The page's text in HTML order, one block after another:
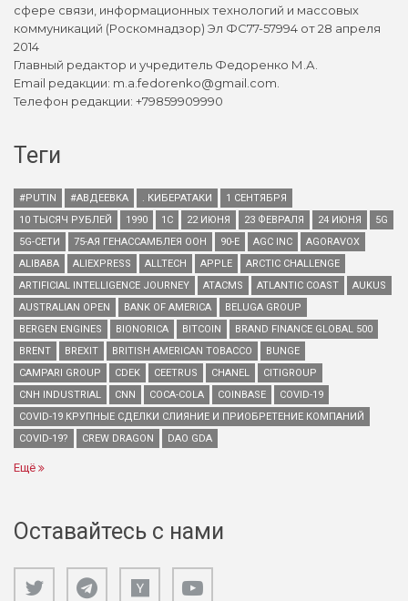
сфере связи, информационных технологий и массовых
коммуникаций (Роскомнадзор) Эл ФС77-57994 от 28 апреля
2014
Главный редактор и учредитель Федоренко М.А.
Email редакции: m.a.fedorenko@gmail.com.
Телефон редакции: +79859909990
Теги
#PUTIN #АВДЕЕВКА . КИБЕРАТАКИ
1 СЕНТЯБРЯ
10 ТЫСЯЧ РУБЛЕЙ
1990 1С 22 ИЮНЯ 23 ФЕВРАЛЯ 24 ИЮНЯ
5G
5G-СЕТИ
75-АЯ ГЕНАССАМБЛЕЯ ООН 90-Е AGC INC
AGORAVOX
ALIBABA
ALIEXPRESS ALLTECH APPLE
ARCTIC CHALLENGE
ARTIFICIAL INTELLIGENCE JOURNEY
ATACMS ATLANTIC COAST
AUKUS
AUSTRALIAN OPEN
BANK OF AMERICA
BELUGA GROUP
BERGEN ENGINES
BIONORICA BITCOIN
BRAND FINANCE GLOBAL 500
BRENT
BREXIT BRITISH AMERICAN TOBACCO
BUNGE
CAMPARI GROUP
CDEK CEETRUS CHANEL
CITIGROUP
CNH INDUSTRIAL
CNN COCA-COLA COINBASE
COVID-19
COVID-19 КРУПНЫЕ СДЕЛКИ СЛИЯНИЕ И ПРИОБРЕТЕНИЕ КОМПАНИЙ
COVID-19?
CREW DRAGON DAO GDA
Ещё
Оставайтесь с нами